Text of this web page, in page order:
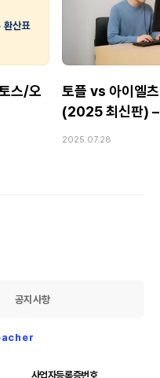
스/오
토플 vs 아이엘
(2025 최신판) –
2025.07.28
공지사항
사업자등록증번호